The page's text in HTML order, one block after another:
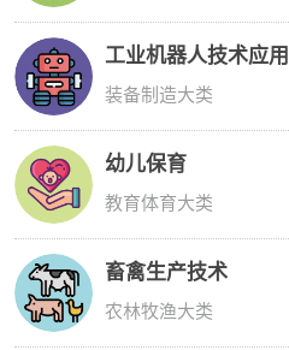
工业机器人技术应用
装备制造大类
幼儿保育
教育体育大类
畜禽生产技术
农林牧渔大类